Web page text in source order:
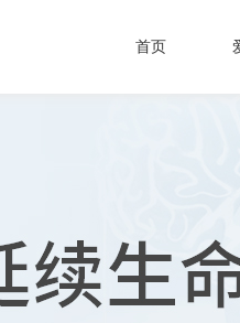
首页